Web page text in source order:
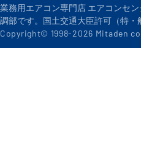
業務用エアコン専門店 エアコンセ
調部です。国土交通大臣許可（特・
Copyright© 1998-2026 Mitaden